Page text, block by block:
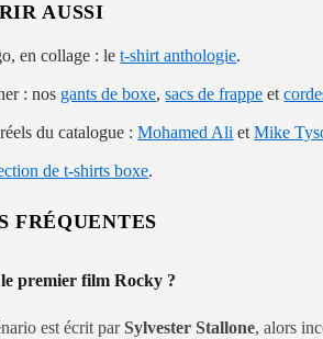
AUSSI
en collage : let-shirt anthologie.
: nos gants de boxe,sacs de frappe et
du catalogue :Mohamed Ali etMike
de t-shirts boxe.
FRÉQUENTES
premier film Rocky ?
est écrit parSylvester Stallone, alors